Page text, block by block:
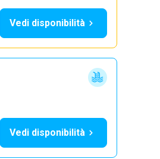
Vedi disponibilità
Vedi disponibilità